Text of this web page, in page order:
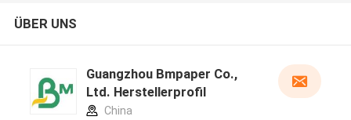
ÜBER UNS
Guangzhou Bmpaper Co.,
Ltd. Herstellerprofil
China